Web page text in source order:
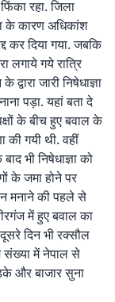
रहा. जिला
के कारण अधिकांश
कर दिया गया. जबकि
लगाये गये रात्रि
जारी निषेधाज्ञा
पड़ा. यहां बता दे
के बीच हुए बवाल के
की गयी थी. वहीं
भी निषेधाज्ञा को
के जमा होने पर
मनाने की पहले से
में हुए बवाल का
दिन भी रक्सौल
में नेपाल से
और बाजार सुना